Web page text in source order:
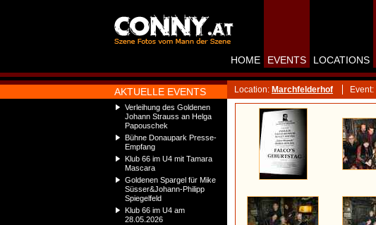
AKTUELLE EVENTS
Verleihung des Goldenen
Johann Strauss an Helga
Papouschek
Bühne Donaupark Presse-
Empfang
Klub 66 im U4 mit Tamara
Mascara
Goldenen Spargel für Mike
Süsser&Johann-Philipp
Spiegelfeld
Klub 66 im U4 am
28.05.2026
HOME EVENTS LOCATIONS
Location: Marchfelderhof Event: